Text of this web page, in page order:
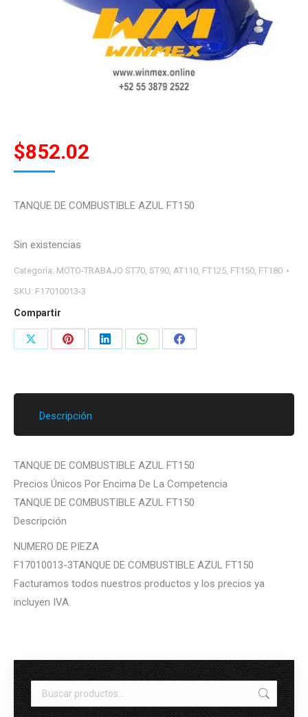
$852.02
TANQUE DE COMBUSTIBLE AZUL FT150
Sin existencias
Categoría: MOTO-TRABAJO ST70, ST90, AT110, FT125, FT150, FT180
SKU: F17010013-3
Compartir
Share
Share
Share
Share
Share
Descripción
TANQUE DE COMBUSTIBLE AZUL FT150
Precios Únicos Por Encima De La Competencia
TANQUE DE COMBUSTIBLE AZUL FT150
Descripción
NUMERO DE PIEZA
F17010013-3TANQUE DE COMBUSTIBLE AZUL FT150
Facturamos todos nuestros productos y los precios ya
incluyen IVA.